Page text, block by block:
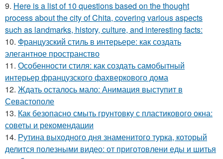
9. Here is a list of 10 questions based on the thought
process about the city of Chita, covering various aspects
such as landmarks, history, culture, and interesting facts:
10. Французский стиль в интерьере: как создать
элегантное пространство
11. Особенности стиля: как создать самобытный
интерьер французского фахверкового дома
12. Ждать осталось мало: Анимация выступит в
Севастополе
13. Как безопасно смыть грунтовку с пластикового окна:
советы и рекомендации
14. Рутина выходного дня знаменитого турка, который
делится полезными видео: от приготовлени еды и шитья